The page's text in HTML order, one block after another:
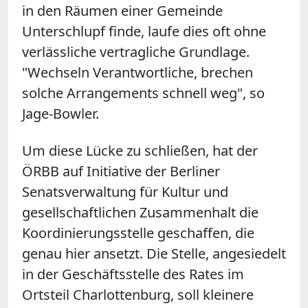
in den Räumen einer Gemeinde
Unterschlupf finde, laufe dies oft ohne
verlässliche vertragliche Grundlage.
"Wechseln Verantwortliche, brechen
solche Arrangements schnell weg", so
Jage-Bowler.
Um diese Lücke zu schließen, hat der
ÖRBB auf Initiative der Berliner
Senatsverwaltung für Kultur und
gesellschaftlichen Zusammenhalt die
Koordinierungsstelle geschaffen, die
genau hier ansetzt. Die Stelle, angesiedelt
in der Geschäftsstelle des Rates im
Ortsteil Charlottenburg, soll kleinere